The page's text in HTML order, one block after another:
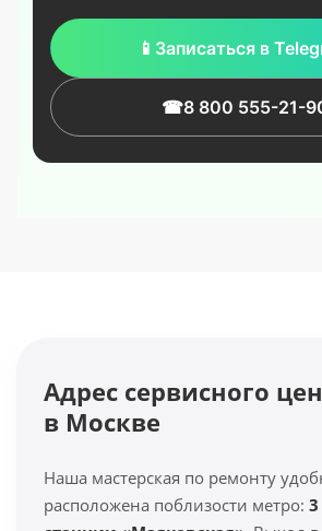
📱 Записаться в
☎8 800 555-21-
Адрес сервисного
в Москве
Наша мастерская по ремонту
расположена поблизости метро: